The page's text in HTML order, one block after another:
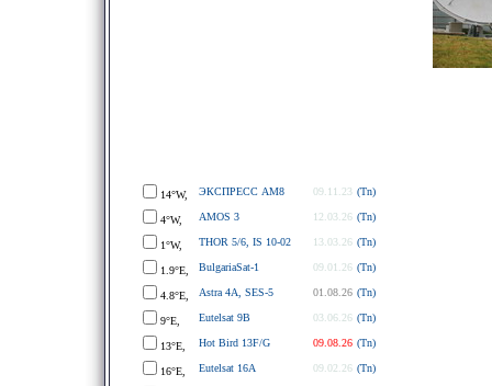
14°W, ЭКСПРЕСС АМ8 09.11.23 (Tn)
4°W, AMOS 3 12.03.26 (Tn)
1°W, THOR 5/6, IS 10-02 13.03.26 (Tn)
1.9°E, BulgariaSat-1 09.01.26 (Tn)
4.8°E, Astra 4A, SES-5 01.08.26 (Tn)
9°E, Eutelsat 9B 03.06.26 (Tn)
13°E, Hot Bird 13F/G 09.08.26 (Tn)
16°E, Eutelsat 16A 09.02.26 (Tn)